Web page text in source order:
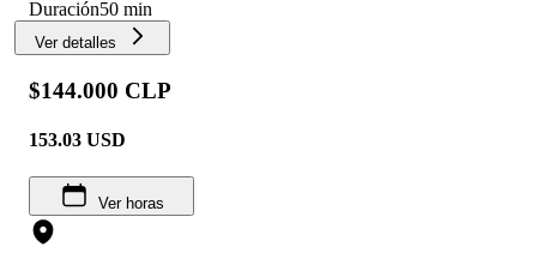
Duración50 min
Ver detalles
$144.000 CLP
153.03 USD
Ver horas